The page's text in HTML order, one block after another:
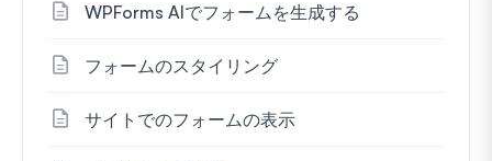
WPForms AIでフォームを生成する
フォームのスタイリング
サイトでのフォームの表示